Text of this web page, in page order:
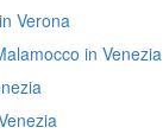
Verona
in Venezia